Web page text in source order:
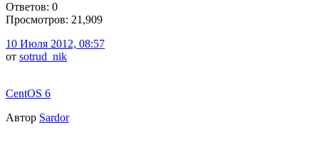
Ответов: 0
Просмотров: 21,909
10 Июля 2012, 08:57
от sotrud_nik
CentOS 6
Автор Sardor